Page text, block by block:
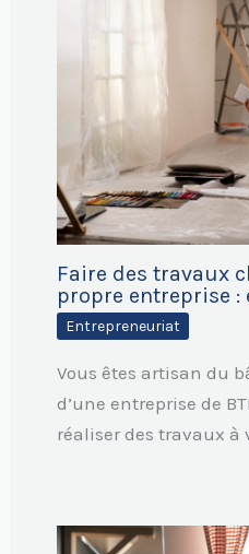
Faire des travaux
propre entreprise :
Entrepreneuriat
Vous êtes artisan du
d’une entreprise de
réaliser des travaux à